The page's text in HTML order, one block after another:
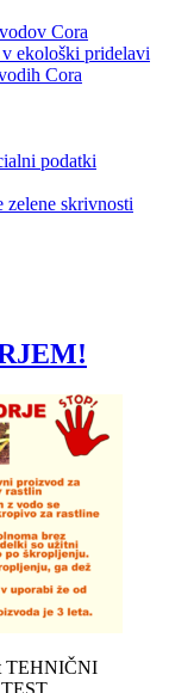
Cora
ekološki pridelavi
Cora
podatki
zelene skrivnosti
TEHNIČNI